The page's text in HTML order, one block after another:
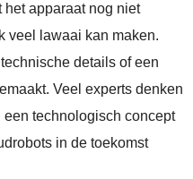
apparaat nog niet
veel lawaai kan maken.
details of een
Veel experts denken
technologisch concept
in de toekomst